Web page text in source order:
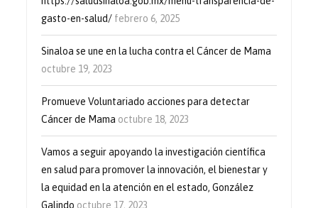
gasto-en-salud/ febrero 6, 2025
Sinaloa se une en la lucha contra el Cáncer de Mama
octubre 19, 2023
Promueve Voluntariado acciones para detectar
Cáncer de Mama octubre 18, 2023
Vamos a seguir apoyando la investigación científica
en salud para promover la innovación, el bienestar y
la equidad en la atención en el estado, González
Galindo octubre 17, 2023